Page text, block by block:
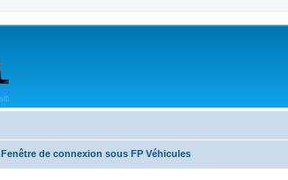
Fenêtre de connexion sous FP Véhicules